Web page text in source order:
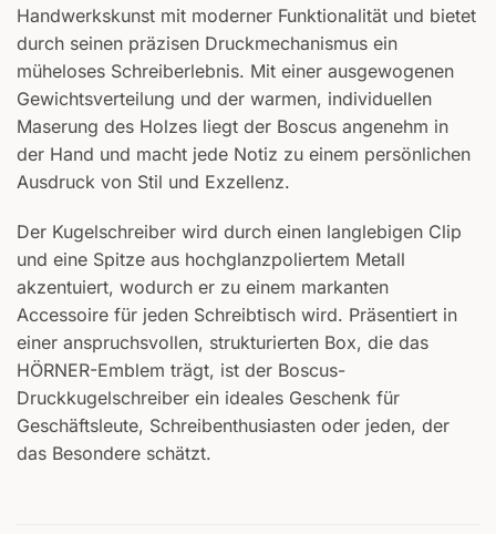
Handwerkskunst mit moderner Funktionalität und bietet
durch seinen präzisen Druckmechanismus ein
müheloses Schreiberlebnis. Mit einer ausgewogenen
Gewichtsverteilung und der warmen, individuellen
Maserung des Holzes liegt der Boscus angenehm in
der Hand und macht jede Notiz zu einem persönlichen
Ausdruck von Stil und Exzellenz.
Der Kugelschreiber wird durch einen langlebigen Clip
und eine Spitze aus hochglanzpoliertem Metall
akzentuiert, wodurch er zu einem markanten
Accessoire für jeden Schreibtisch wird. Präsentiert in
einer anspruchsvollen, strukturierten Box, die das
HÖRNER-Emblem trägt, ist der Boscus-
Druckkugelschreiber ein ideales Geschenk für
Geschäftsleute, Schreibenthusiasten oder jeden, der
das Besondere schätzt.